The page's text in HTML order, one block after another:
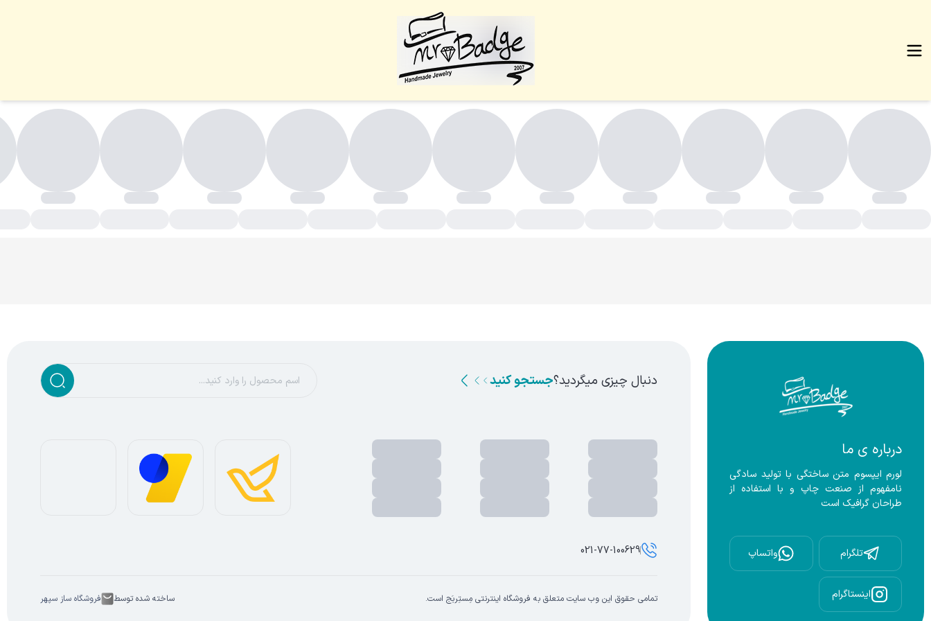
درباره ی ما
نامفهوم از صنعت چاپ و با استفاده از
طراحان گرافیک است
تلگرام واتساپ
اینستاگرام
دنبال چیزی میگردید؟جستجو کنید
021-77-100629
تمامی حقوق این وب سایت متعلق به فروشگاه اینترنتی مِستِربَج است. ساخته شده توسط فروشگاه ساز سپهر